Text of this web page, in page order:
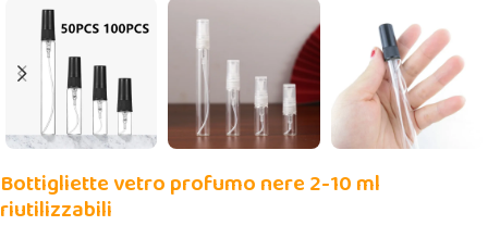
Bottigliette vetro profumo nere 2-10 ml
riutilizzabili